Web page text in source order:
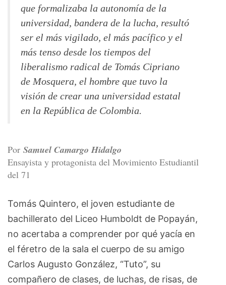
que formalizaba la autonomía de la
universidad, bandera de la lucha, resultó
ser el más vigilado, el más pacífico y el
más tenso desde los tiempos del
liberalismo radical de Tomás Cipriano
de Mosquera, el hombre que tuvo la
visión de crear una universidad estatal
en la República de Colombia.
Por Samuel Camargo Hidalgo
Ensayista y protagonista del Movimiento Estudiantil
del 71
Tomás Quintero, el joven estudiante de
bachillerato del Liceo Humboldt de Popayán,
no acertaba a comprender por qué yacía en
el féretro de la sala el cuerpo de su amigo
Carlos Augusto González, “Tuto”, su
compañero de clases, de luchas, de risas, de